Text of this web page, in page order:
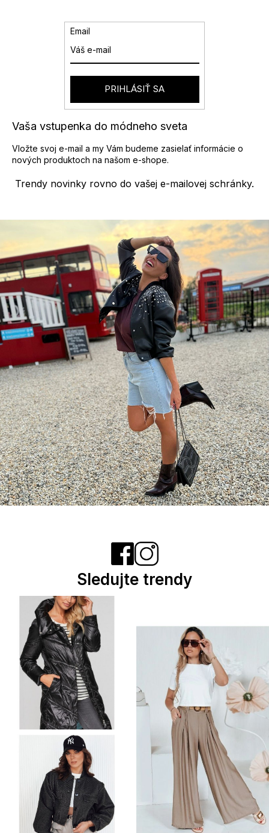
Trendy novinky rovno do vašej e-mailovej schránky.
Vaša vstupenka do módneho sveta
Vložte svoj e-mail a my Vám budeme zasielať informácie o
nových produktoch na našom e-shope.
Email
PRIHLÁSIŤ SA